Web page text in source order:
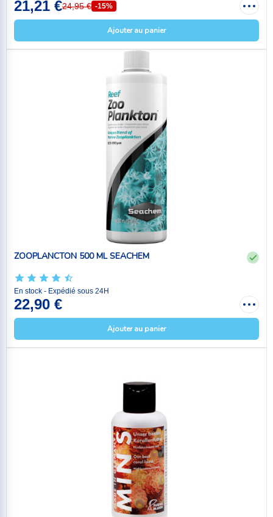
21,21 €24,95 € -15%
Ajouter au panier
ZOOPLANCTON 500 ML SEACHEM
En stock - Expédié sous 24H
22,90 €
Ajouter au panier